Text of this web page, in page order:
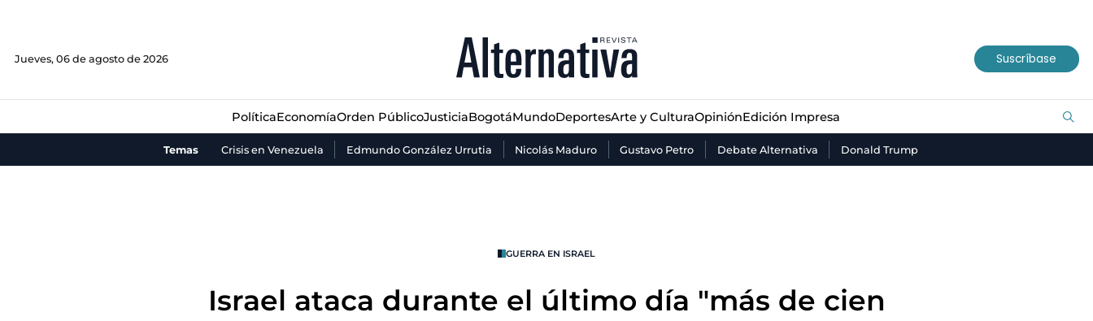
Jueves, 06 de agosto de 2026 Suscríbase
PolíticaEconomíaOrden PúblicoJusticiaBogotáMundoDeportesArte y CulturaOpiniónEdición Impresa
Temas Crisis en Venezuela Edmundo González Urrutia Nicolás Maduro Gustavo Petro Debate Alternativa Donald Trump
JusticiaBogotáMundo Deportes Arte y Cultura
GUERRA EN ISRAEL
Israel ataca durante el último día "más de cien